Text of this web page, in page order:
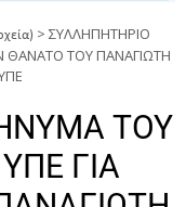
> ΣΥΛΛΗΠΗΤΗΡΙΟ
ΘΑΝΑΤΟ ΤΟΥ ΠΑΝΑΓΙΩΤΗ
ΤΟΥ
ΓΙΑ